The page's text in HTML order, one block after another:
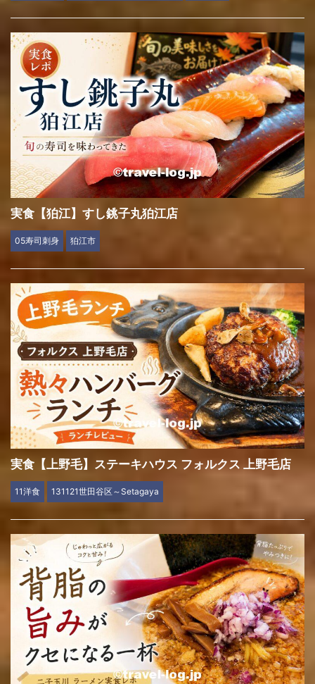
実食【狛江】すし銚子丸狛江店
05寿司刺身 狛江市
実食【上野毛】ステーキハウス フォルクス 上野毛店
11洋食 131121世田谷区～Setagaya